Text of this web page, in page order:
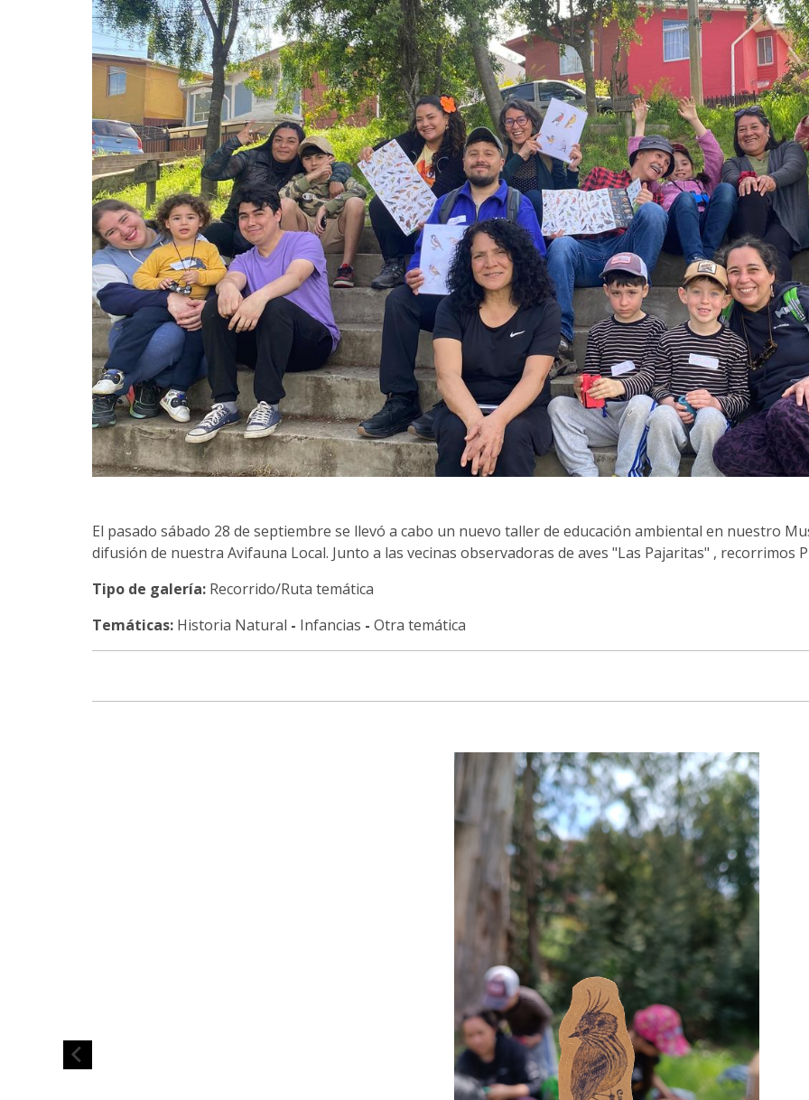
El pasado sábado 28 de septiembre se llevó a cabo un nuevo taller de educación ambiental en nuestro
difusión de nuestra Avifauna Local. Junto a las vecinas observadoras de aves "Las Pajaritas" , recorrimos
Tipo de galería: Recorrido/Ruta temática
Temáticas: Historia Natural - Infancias - Otra temática